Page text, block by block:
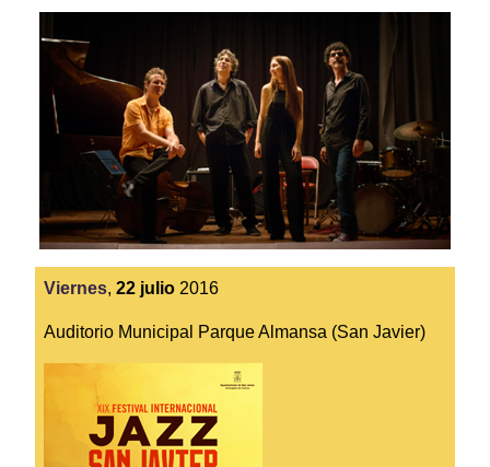
Viernes, 22 julio 2016
Auditorio Municipal Parque Almansa (San Javier)